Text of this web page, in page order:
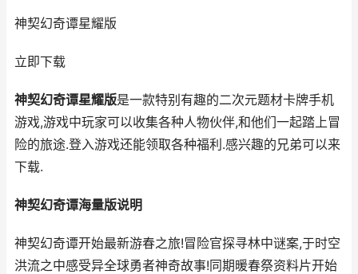
神契幻奇谭星耀版
立即下载
神契幻奇谭星耀版是一款特别有趣的二次元题材卡牌手机
游戏,游戏中玩家可以收集各种人物伙伴,和他们一起踏上冒
险的旅途.登入游戏还能领取各种福利.感兴趣的兄弟可以来
下载.
神契幻奇谭海量版说明
神契幻奇谭开始最新游春之旅!冒险官探寻林中谜案,于时空
洪流之中感受异全球勇者神奇故事!同期暖春祭资料片开始